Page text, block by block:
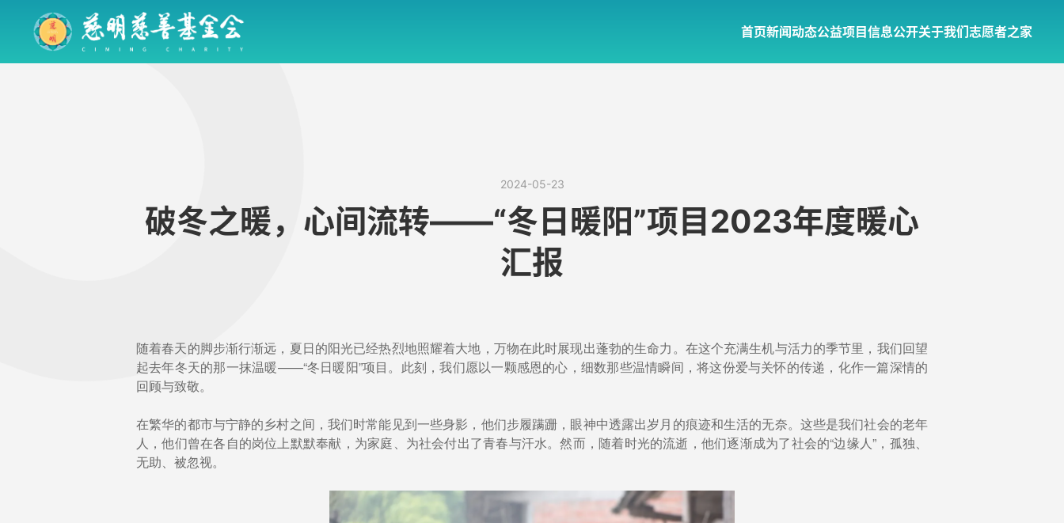
首页新闻动态公益项目 信息公开关于我们志愿者之家
2024-05-23
破冬之暖，心间流转——“冬日暖阳”项目2023年度暖心
汇报
随着春天的脚步渐行渐远，夏日的阳光已经热烈地照耀着大地，万物在此时展现出蓬勃的生命力。在这个充满生机与活力的季节里，我们回望
起去年冬天的那一抹温暖——“冬日暖阳”项目。此刻，我们愿以一颗感恩的心，细数那些温情瞬间，将这份爱与关怀的传递，化作一篇深情的
回顾与致敬。
在繁华的都市与宁静的乡村之间，我们时常能见到一些身影，他们步履蹒跚，眼神中透露出岁月的痕迹和生活的无奈。这些是我们社会的老年
人，他们曾在各自的岗位上默默奉献，为家庭、为社会付出了青春与汗水。然而，随着时光的流逝，他们逐渐成为了社会的“边缘人”，孤独、
无助、被忽视。